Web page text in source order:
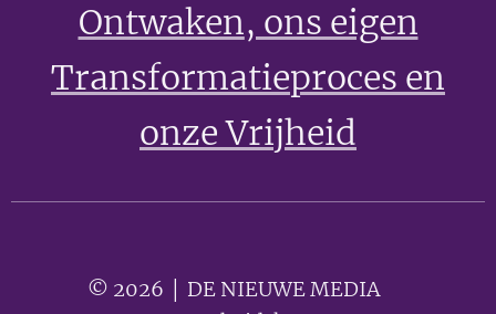
Ontwaken, ons eigen
Transformatieproces en
onze Vrijheid
© 2026 │ DE NIEUWE MEDIA 🟣